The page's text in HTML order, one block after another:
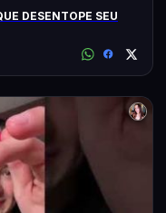
DESENTOPE SEU